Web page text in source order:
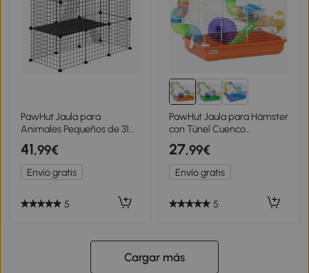
PawHut Jaula para
Animales Pequeños de 31
Paneles Parque para
Mascotas para Gatitos
Conejos Chinchillas
105x45x105 cm Negro
41,99€
Envío gratis
5
PawHut Jaula para Hámster
con Túnel Cuenco
Bebedero Casita Rampa
Rueda de Ejercicio Bandeja
Extraíble 46x30x37 cm
Naranja
27,99€
Envío gratis
5
Cargar más